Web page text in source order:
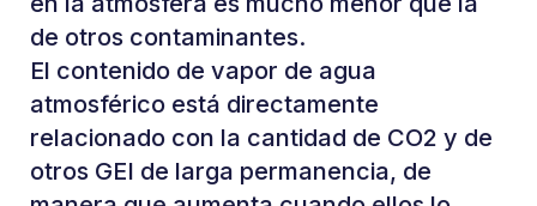
de otros contaminantes.
El contenido de vapor de agua
atmosférico está directamente
relacionado con la cantidad de CO2 y de
otros GEI de larga permanencia, de